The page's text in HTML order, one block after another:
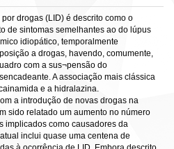
drogas (LID) é descrito como o
de sintomas semelhantes ao do lúpus
idiopático, temporalmente
a drogas, havendo, comumente,
com a sus¬pensão do
A associação mais clássica
e a hidralazina.
a introdução de novas drogas na
sido relatado um aumento no número
implicados como causadores da
inclui quase uma centena de